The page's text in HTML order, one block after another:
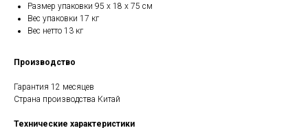
Размер упаковки 95 х 18 х 75 см
Вес упаковки 17 кг
Вес нетто 13 кг
Производство
Гарантия 12 месяцев
Страна производства Китай
Технические характеристики